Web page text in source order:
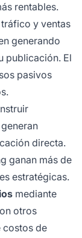
rentables.
y ventas
generando
publicación. El
pasivos
directa.
ganan más de
estratégicas.
mediante
otros
costos de